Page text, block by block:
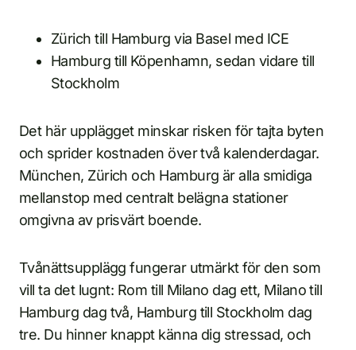
Zürich till Hamburg via Basel med ICE
Hamburg till Köpenhamn, sedan vidare till
Stockholm
Det här upplägget minskar risken för tajta byten
och sprider kostnaden över två kalenderdagar.
München, Zürich och Hamburg är alla smidiga
mellanstop med centralt belägna stationer
omgivna av prisvärt boende.
Tvånättsupplägg fungerar utmärkt för den som
vill ta det lugnt: Rom till Milano dag ett, Milano till
Hamburg dag två, Hamburg till Stockholm dag
tre. Du hinner knappt känna dig stressad, och